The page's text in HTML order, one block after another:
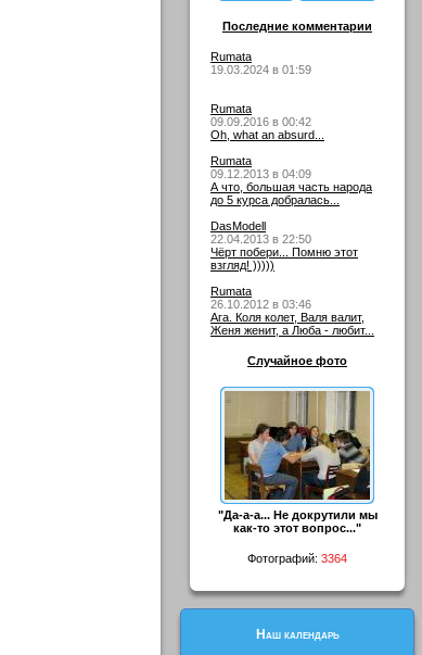
Последние комментарии
Rumata
19.03.2024 в 01:59
Rumata
09.09.2016 в 00:42
Oh, what an absurd...
Rumata
09.12.2013 в 04:09
А что, большая часть народа
до 5 курса добралась...
DasModell
22.04.2013 в 22:50
Чёрт побери... Помню этот
взгляд! )))))
Rumata
26.10.2012 в 03:46
Ага. Коля колет, Валя валит,
Женя женит, а Люба - любит...
Случайное фото
"Да-а-а... Не докрутили мы
как-то этот вопрос..."
Фотографий: 3364
Наш календарь